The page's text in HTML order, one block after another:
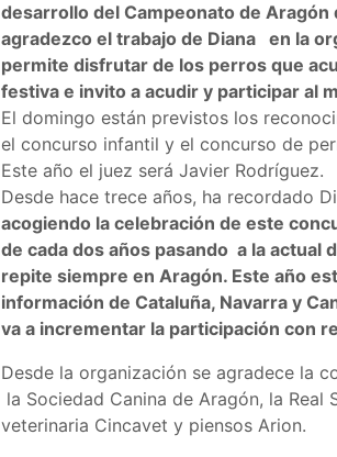
desarrollo del Campeonato de
agradezco el trabajo de Diana en la
permite disfrutar de los perros que
festiva e invito a acudir y participar al
El domingo están previstos los
el concurso infantil y el concurso de
Este año el juez será Javier Rodríguez.
Desde hace trece años, ha recordado
acogiendo la celebración de este
de cada dos años pasando a la actual
repite siempre en Aragón. Este año
información de Cataluña, Navarra y
va a incrementar la participación con
Desde la organización se agradece la
la Sociedad Canina de Aragón, la Real
veterinaria Cincavet y piensos Arion.